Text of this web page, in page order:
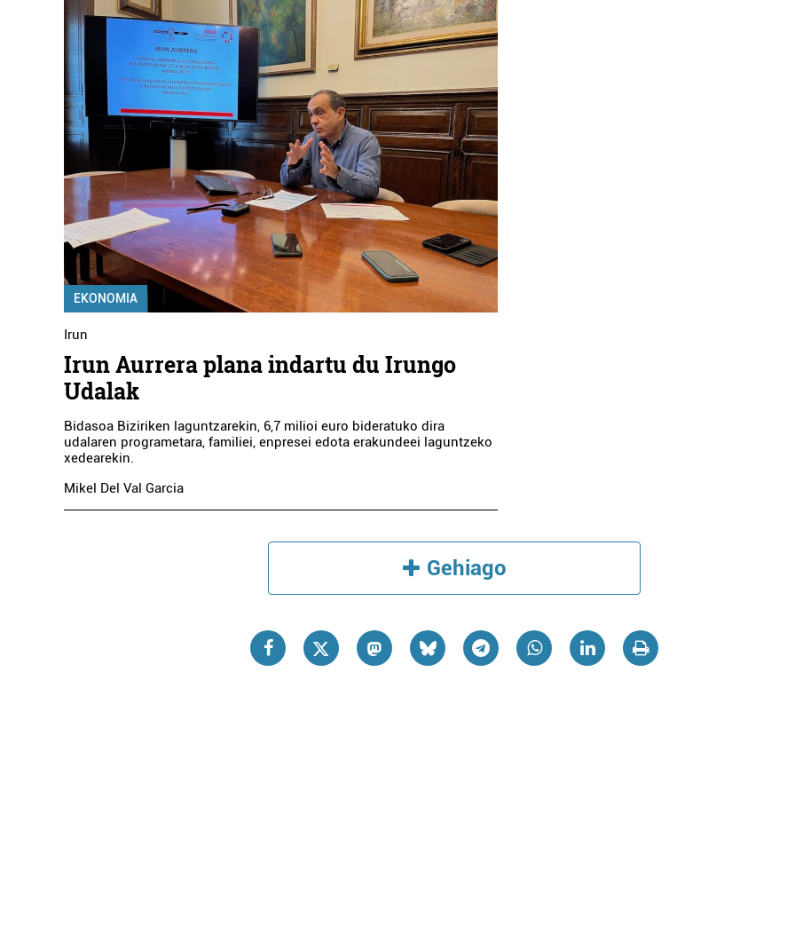
EKONOMIA
Irun
Irun Aurrera plana indartu du Irungo
Udalak
Bidasoa Biziriken laguntzarekin, 6,7 milioi euro bideratuko dira
udalaren programetara, familiei, enpresei edota erakundeei laguntzeko
xedearekin.
Mikel Del Val Garcia
Gehiago